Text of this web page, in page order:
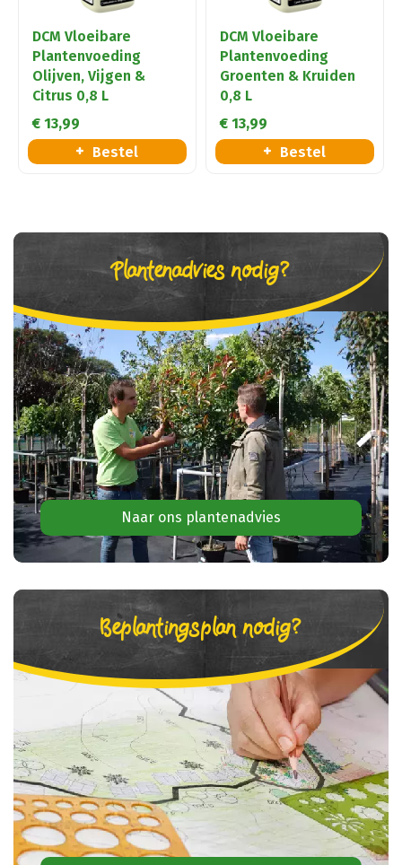
DCM Vloeibare
Plantenvoeding
Olijven, Vijgen &
Citrus 0,8 L
€ 13,99
Bestel
DCM Vloeibare
Plantenvoeding
Groenten & Kruiden
0,8 L
€ 13,99
Bestel
Plantenadvies nodig?
Naar ons plantenadvies
Beplantingsplan nodig?